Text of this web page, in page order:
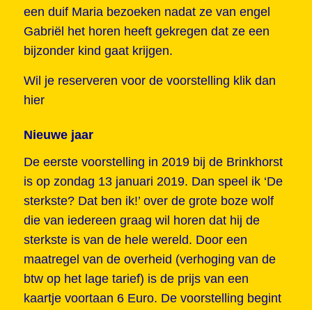
een duif Maria bezoeken nadat ze van engel
Gabriël het horen heeft gekregen dat ze een
bijzonder kind gaat krijgen.
Wil je reserveren voor de voorstelling klik dan
hier
Nieuwe jaar
De eerste voorstelling in 2019 bij de Brinkhorst
is op zondag 13 januari 2019. Dan speel ik ‘De
sterkste? Dat ben ik!’ over de grote boze wolf
die van iedereen graag wil horen dat hij de
sterkste is van de hele wereld. Door een
maatregel van de overheid (verhoging van de
btw op het lage tarief) is de prijs van een
kaartje voortaan 6 Euro. De voorstelling begint